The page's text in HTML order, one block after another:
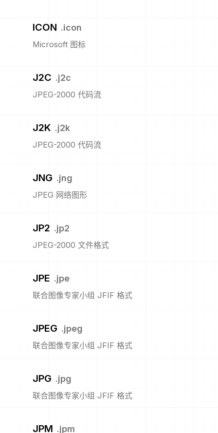
ICON .icon
Microsoft 图标
J2C .j2c
JPEG-2000 代码流
J2K .j2k
JPEG-2000 代码流
JNG .jng
JPEG 网络图形
JP2 .jp2
JPEG-2000 文件格式
JPE .jpe
联合图像专家小组 JFIF 格式
JPEG .jpeg
联合图像专家小组 JFIF 格式
JPG .jpg
联合图像专家小组 JFIF 格式
JPM .jpm